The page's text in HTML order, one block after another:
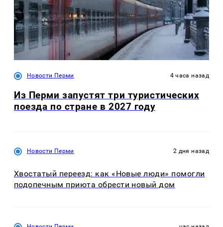
Новости Перми 4 часа назад
Из Перми запустят три туристических
поезда по стране в 2027 году
Новости Перми 2 дня назад
Хвостатый переезд: как «Новые люди» помогли
подопечным приюта обрести новый дом